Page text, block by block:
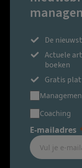
De
Actuele
boeken
Gratis
Coaching
E-mailadres